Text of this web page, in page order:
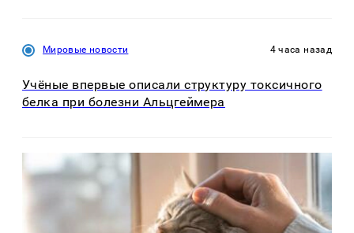
Мировые новости 4 часа назад
Учёные впервые описали структуру токсичного
белка при болезни Альцгеймера